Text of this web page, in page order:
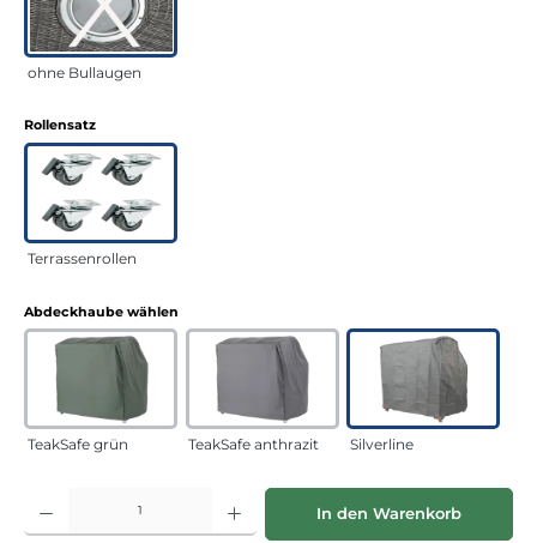
ohne Bullaugen
Rollensatzauswählen
Terrassenrollen
Abdeckhaube wählen
TeakSafe grün TeakSafe anthrazit Silverline
Produkt Anzahl: Gib den gewünschten Wert ein oder benutze die
In den Warenkorb